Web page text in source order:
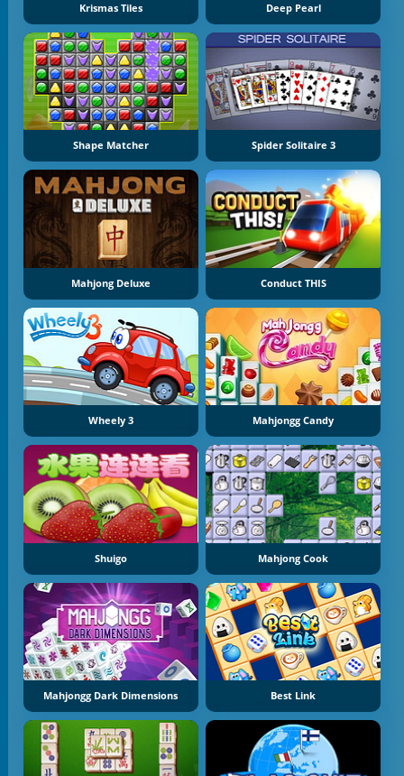
Krismas Tiles Deep Pearl
Shape Matcher Spider Solitaire 3
Mahjong Deluxe Conduct THIS
Wheely 3 Mahjongg Candy
Shuigo Mahjong Cook
Mahjongg Dark Dimensions Best Link